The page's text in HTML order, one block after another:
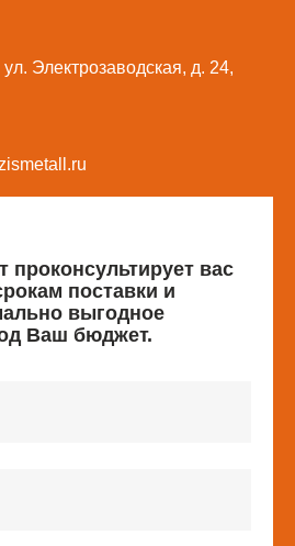
ул. Электрозаводская, д. 24,
проконсультирует вас
поставки и
выгодное
Ваш бюджет.